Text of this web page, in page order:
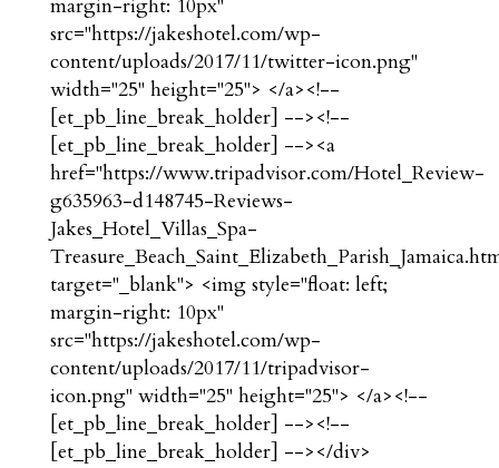
margin-right: 10px"
src="https://jakeshotel.com/wp-
content/uploads/2017/11/twitter-icon.png"
width="25" height="25"> </a><!--
[et_pb_line_break_holder] --><!--
[et_pb_line_break_holder] --><a
href="https://www.tripadvisor.com/Hotel_Review-
g635963-d148745-Reviews-
Jakes_Hotel_Villas_Spa-
target="_blank"> <img style="float: left;
margin-right: 10px"
src="https://jakeshotel.com/wp-
content/uploads/2017/11/tripadvisor-
icon.png" width="25" height="25"> </a><!--
[et_pb_line_break_holder] --><!--
[et_pb_line_break_holder] --></div>